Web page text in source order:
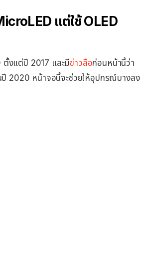
แต่ใช้ OLED
ตั้งแต่ปี 2017 และมีข่าวลือก่อนหน้านี้ว่า
2020 หน้าจอนี้จะช่วยให้อุปกรณ์บางลง